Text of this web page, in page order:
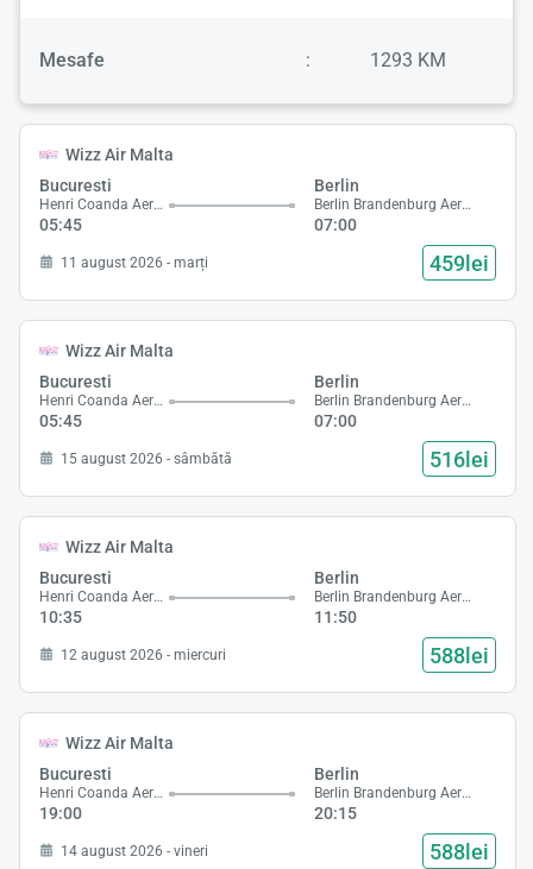
Mesafe : 1293 KM
Wizz Air Malta
Bucuresti
Henri Coanda Aeroport
05:45
Berlin
Berlin Brandenburg Aeroport
07:00
11 august 2026 - marți 459lei
Wizz Air Malta
Bucuresti
Henri Coanda Aeroport
05:45
Berlin
Berlin Brandenburg Aeroport
07:00
15 august 2026 - sâmbătă 516lei
Wizz Air Malta
Bucuresti
Henri Coanda Aeroport
10:35
Berlin
Berlin Brandenburg Aeroport
11:50
12 august 2026 - miercuri 588lei
Wizz Air Malta
Bucuresti
Henri Coanda Aeroport
19:00
Berlin
Berlin Brandenburg Aeroport
20:15
14 august 2026 - vineri 588lei